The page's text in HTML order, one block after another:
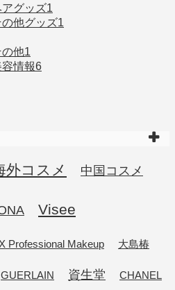
アグッズ1
の他グッズ1
の他1
容情報6
外コスメ 中国コスメ
Visee
Professional Makeup 大島椿
GUERLAIN 資生堂 CHANEL